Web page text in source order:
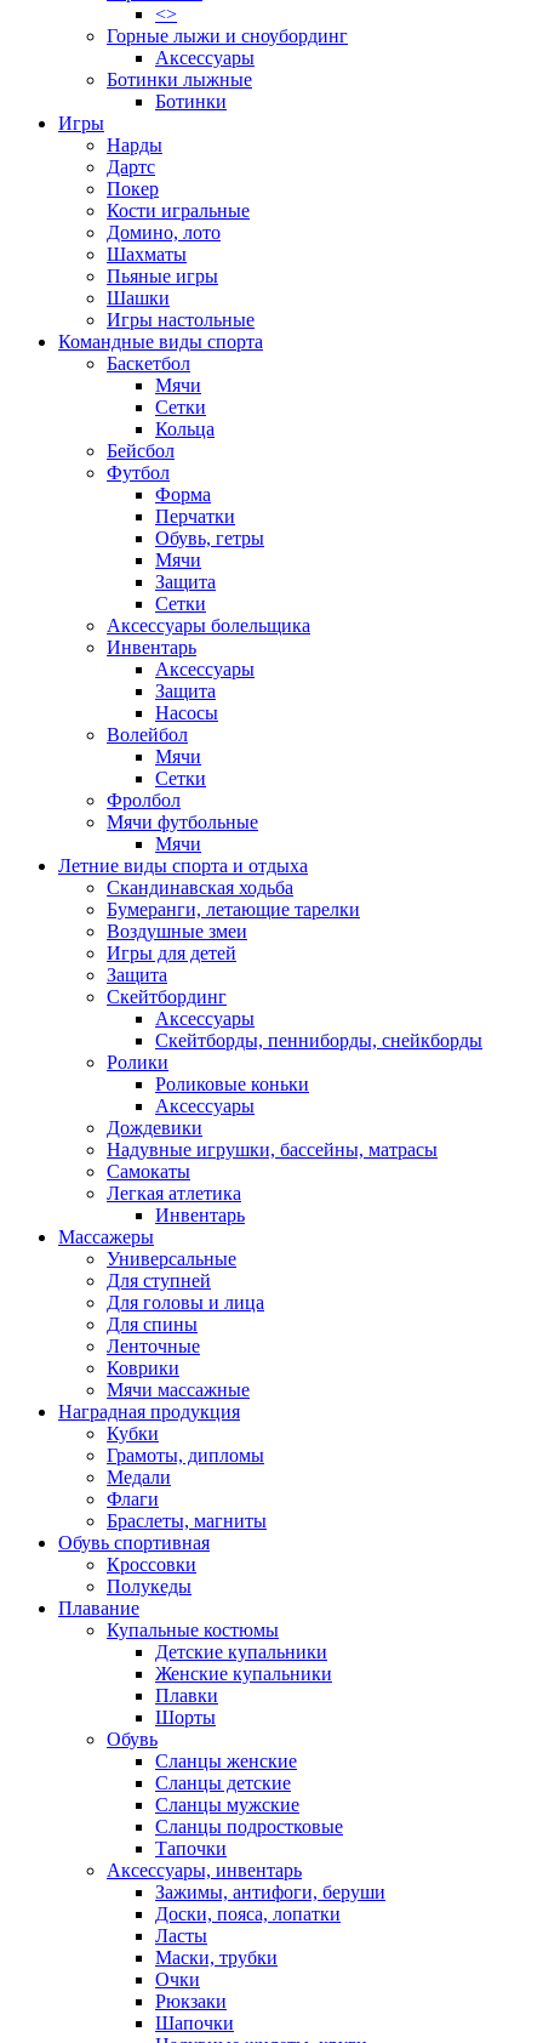
<>
Горные лыжи и сноубординг
Аксессуары
Ботинки лыжные
Ботинки
Игры
Нарды
Дартс
Покер
Кости игральные
Домино, лото
Шахматы
Пьяные игры
Шашки
Игры настольные
Командные виды спорта
Баскетбол
Мячи
Сетки
Кольца
Бейсбол
Футбол
Форма
Перчатки
Обувь, гетры
Мячи
Защита
Сетки
Аксессуары болельщика
Инвентарь
Аксессуары
Защита
Насосы
Волейбол
Мячи
Сетки
Фролбол
Мячи футбольные
Мячи
Летние виды спорта и отдыха
Скандинавская ходьба
Бумеранги, летающие тарелки
Воздушные змеи
Игры для детей
Защита
Скейтбординг
Аксессуары
Скейтборды, пенниборды, снейкборды
Ролики
Роликовые коньки
Аксессуары
Дождевики
Надувные игрушки, бассейны, матрасы
Самокаты
Легкая атлетика
Инвентарь
Массажеры
Универсальные
Для ступней
Для головы и лица
Для спины
Ленточные
Коврики
Мячи массажные
Наградная продукция
Кубки
Грамоты, дипломы
Медали
Флаги
Браслеты, магниты
Обувь спортивная
Кроссовки
Полукеды
Плавание
Купальные костюмы
Детские купальники
Женские купальники
Плавки
Шорты
Обувь
Сланцы женские
Сланцы детские
Сланцы мужские
Сланцы подростковые
Тапочки
Аксессуары, инвентарь
Зажимы, антифоги, беруши
Доски, пояса, лопатки
Ласты
Маски, трубки
Очки
Рюкзаки
Шапочки